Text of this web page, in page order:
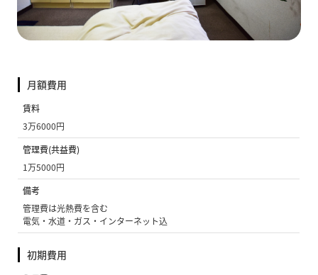
月額費用
賃料
3万6000円
管理費(共益費)
1万5000円
備考
管理費は光熱費を含む
電気・水道・ガス・インターネット込
初期費用